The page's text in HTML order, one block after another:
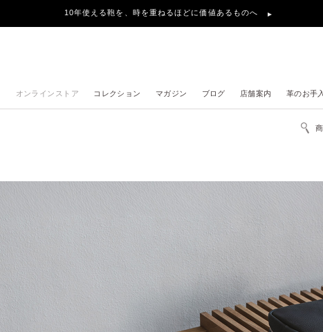
10年使える鞄を、時を重ねるほどに価値あるものへ
オンラインストア コレクション マガジン ブログ 店舗案内 革のお手